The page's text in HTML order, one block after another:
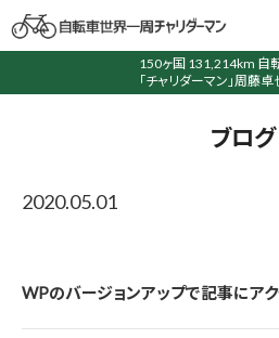
150ヶ国 131,214km 自
「チャリダーマン」周藤
ブログ
2020.05.01
WPのバージョンアップで記事にア